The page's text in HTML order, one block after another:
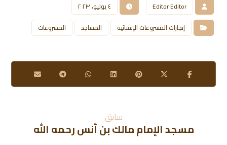
Editor Editor
٤ يوليو، ٢٠٢٣
إنجازات المشروعات الإنشائية
المساجد المشروعات
سابق
مسجد الإمام مالك بن أنس رحمه الله